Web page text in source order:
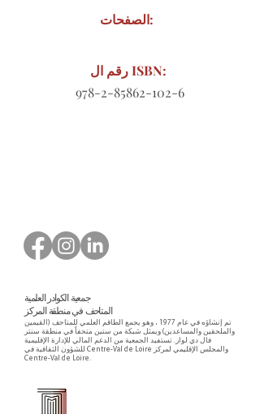
الصفحات:
رقم ال ISBN:
978-2-85862-102-6
جمعية الكوادر العلمية
تم إنشاؤه في عام 1977 ، وهو يجمع الطاقم العلمي للمتاحف (القيمين
والملحقين والمساعدين) ويمثل شبكة من ستين متحفاً في منطقة سنتر
فال دي لوار. تستفيد الجمعية من الدعم المالي للإدارة الإقليمية
للشؤون الثقافية في Centre-Val de Loire والمجلس الإقليمي لمركز
Centre-Val de Loire.